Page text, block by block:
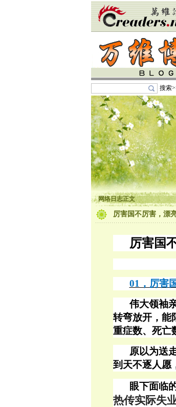
搜索
网络日志正文
厉害国不厉害，漂
厉害国
01，厉害
伟大领袖
转弯放开，能
重症数、死亡
原以为送
到天不逐人愿
眼下面临
热传实际失